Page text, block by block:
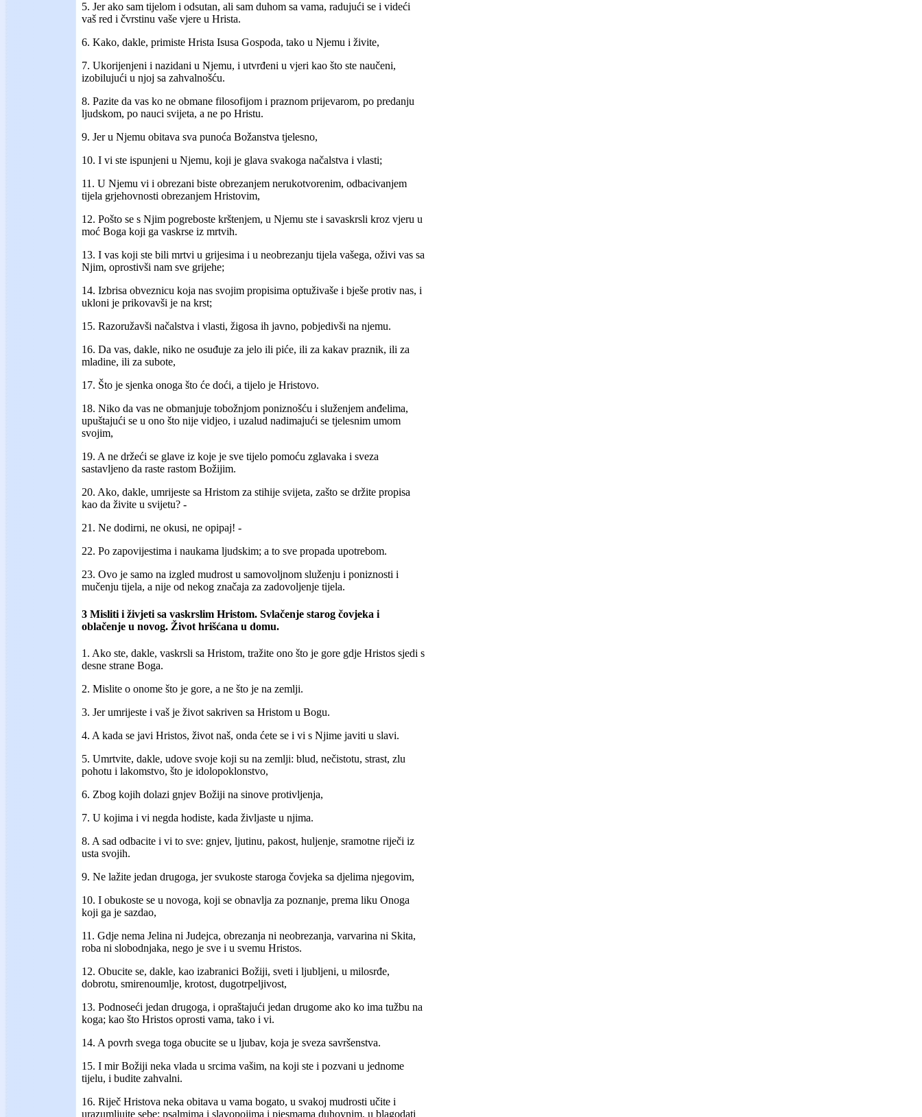
5. Jer ako sam tijelom i odsutan, ali sam duhom sa vama, radujući se i videći
vaš red i čvrstinu vaše vjere u Hrista.
6. Kako, dakle, primiste Hrista Isusa Gospoda, tako u Njemu i živite,
7. Ukorijenjeni i nazidani u Njemu, i utvrđeni u vjeri kao što ste naučeni,
izobilujući u njoj sa zahvalnošću.
8. Pazite da vas ko ne obmane filosofijom i praznom prijevarom, po predanju
ljudskom, po nauci svijeta, a ne po Hristu.
9. Jer u Njemu obitava sva punoća Božanstva tjelesno,
10. I vi ste ispunjeni u Njemu, koji je glava svakoga načalstva i vlasti;
11. U Njemu vi i obrezani biste obrezanjem nerukotvorenim, odbacivanjem
tijela grjehovnosti obrezanjem Hristovim,
12. Pošto se s Njim pogreboste krštenjem, u Njemu ste i savaskrsli kroz vjeru u
moć Boga koji ga vaskrse iz mrtvih.
13. I vas koji ste bili mrtvi u grijesima i u neobrezanju tijela vašega, oživi vas sa
Njim, oprostivši nam sve grijehe;
14. Izbrisa obveznicu koja nas svojim propisima optuživaše i bješe protiv nas, i
ukloni je prikovavši je na krst;
15. Razoružavši načalstva i vlasti, žigosa ih javno, pobjedivši na njemu.
16. Da vas, dakle, niko ne osuđuje za jelo ili piće, ili za kakav praznik, ili za
mladine, ili za subote,
17. Što je sjenka onoga što će doći, a tijelo je Hristovo.
18. Niko da vas ne obmanjuje tobožnjom poniznošću i služenjem anđelima,
upuštajući se u ono što nije vidjeo, i uzalud nadimajući se tjelesnim umom
svojim,
19. A ne držeći se glave iz koje je sve tijelo pomoću zglavaka i sveza
sastavljeno da raste rastom Božijim.
20. Ako, dakle, umrijeste sa Hristom za stihije svijeta, zašto se držite propisa
kao da živite u svijetu? -
21. Ne dodirni, ne okusi, ne opipaj! -
22. Po zapovijestima i naukama ljudskim; a to sve propada upotrebom.
23. Ovo je samo na izgled mudrost u samovoljnom služenju i poniznosti i
mučenju tijela, a nije od nekog značaja za zadovoljenje tijela.
3 Misliti i živjeti sa vaskrslim Hristom. Svlačenje starog čovjeka i
oblačenje u novog. Život hrišćana u domu.
1. Ako ste, dakle, vaskrsli sa Hristom, tražite ono što je gore gdje Hristos sjedi s
desne strane Boga.
2. Mislite o onome što je gore, a ne što je na zemlji.
3. Jer umrijeste i vaš je život sakriven sa Hristom u Bogu.
4. A kada se javi Hristos, život naš, onda ćete se i vi s Njime javiti u slavi.
5. Umrtvite, dakle, udove svoje koji su na zemlji: blud, nečistotu, strast, zlu
pohotu i lakomstvo, što je idolopoklonstvo,
6. Zbog kojih dolazi gnjev Božiji na sinove protivljenja,
7. U kojima i vi negda hodiste, kada življaste u njima.
8. A sad odbacite i vi to sve: gnjev, ljutinu, pakost, huljenje, sramotne riječi iz
usta svojih.
9. Ne lažite jedan drugoga, jer svukoste staroga čovjeka sa djelima njegovim,
10. I obukoste se u novoga, koji se obnavlja za poznanje, prema liku Onoga
koji ga je sazdao,
11. Gdje nema Jelina ni Judejca, obrezanja ni neobrezanja, varvarina ni Skita,
roba ni slobodnjaka, nego je sve i u svemu Hristos.
12. Obucite se, dakle, kao izabranici Božiji, sveti i ljubljeni, u milosrđe,
dobrotu, smirenoumlje, krotost, dugotrpeljivost,
13. Podnoseći jedan drugoga, i opraštajući jedan drugome ako ko ima tužbu na
koga; kao što Hristos oprosti vama, tako i vi.
14. A povrh svega toga obucite se u ljubav, koja je sveza savršenstva.
15. I mir Božiji neka vlada u srcima vašim, na koji ste i pozvani u jednome
tijelu, i budite zahvalni.
16. Riječ Hristova neka obitava u vama bogato, u svakoj mudrosti učite i
urazumljujte sebe: psalmima i slavopojima i pjesmama duhovnim, u blagodati